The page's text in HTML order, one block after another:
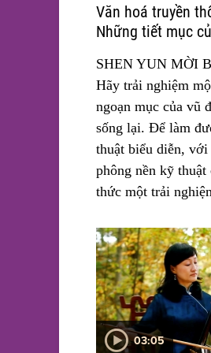
Văn hoá truyền
Những tiết mục
SHEN YUN MỜI
Hãy trải nghiệm
ngoạn mục của vũ
sống lại. Để làm
thuật biểu diễn,
phông nền kỹ
thức một trải
03:05